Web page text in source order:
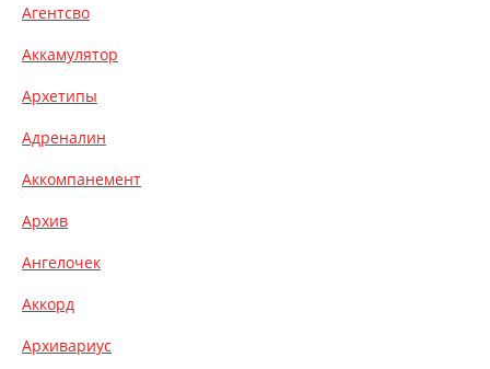
Агентсво
Аккамулятор
Архетипы
Адреналин
Аккомпанемент
Архив
Ангелочек
Аккорд
Архивариус